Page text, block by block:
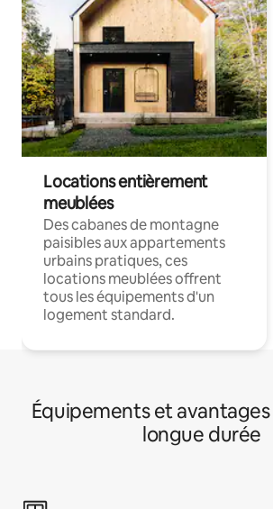
Locations entièrement
meublées
Des cabanes de montagne
paisibles aux appartements
urbains pratiques, ces
locations meublées offrent
tous les équipements d'un
logement standard.
Équipements et avantages
longue durée